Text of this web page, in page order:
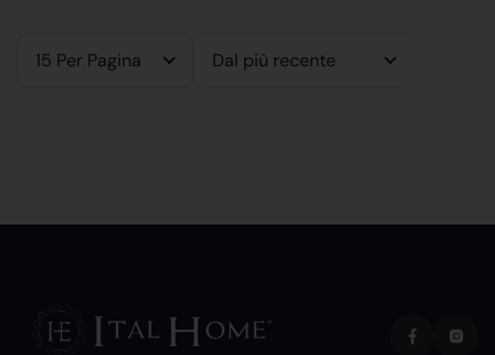
15 Per Pagina Dal più recente